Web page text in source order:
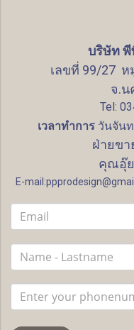
บริษัท พี
เลขที่ 99/27 ห
จ.น
Tel:
เวลาทำการวันจันท
ฝ่ายขา
คุณอุ๊ย
E-